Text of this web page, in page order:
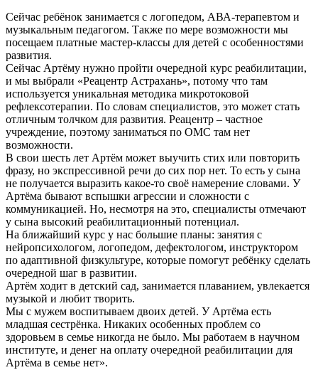
Сейчас ребёнок занимается с логопедом, АВА-терапевтом и
музыкальным педагогом. Также по мере возможности мы
посещаем платные мастер-классы для детей с особенностями
развития.
Сейчас Артёму нужно пройти очередной курс реабилитации,
и мы выбрали «Реацентр Астрахань», потому что там
используется уникальная методика микротоковой
рефлексотерапии. По словам специалистов, это может стать
отличным толчком для развития. Реацентр – частное
учреждение, поэтому заниматься по ОМС там нет
возможности.
В свои шесть лет Артём может выучить стих или повторить
фразу, но экспрессивной речи до сих пор нет. То есть у сына
не получается выразить какое-то своё намерение словами. У
Артёма бывают вспышки агрессии и сложности с
коммуникацией. Но, несмотря на это, специалисты отмечают
у сына высокий реабилитационный потенциал.
На ближайший курс у нас большие планы: занятия с
нейропсихологом, логопедом, дефектологом, инструктором
по адаптивной физкультуре, которые помогут ребёнку сделать
очередной шаг в развитии.
Артём ходит в детский сад, занимается плаванием, увлекается
музыкой и любит творить.
Мы с мужем воспитываем двоих детей. У Артёма есть
младшая сестрёнка. Никаких особенных проблем со
здоровьем в семье никогда не было. Мы работаем в научном
институте, и денег на оплату очередной реабилитации для
Артёма в семье нет».